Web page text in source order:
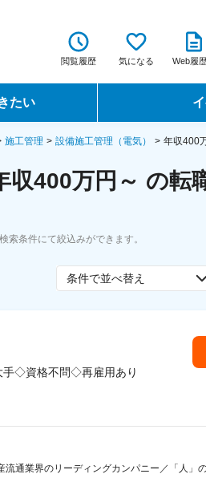
閲覧履歴 気になる Web履
たい
転職イベント・
転職フェア
施工管理 設備施工管理（電気） 年収400
収400万円～ の転
条件にて絞込みができます。
条件で並べ替え
手◇資格不問◇再雇用あり
流通業界のリーディングカンパニー／「人」